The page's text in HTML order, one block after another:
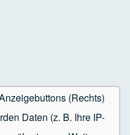
(Rechts)
Daten (z. B. Ihre IP-